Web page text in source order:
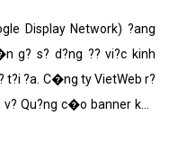
Display Network) ?ang
g? s? d?ng ?? vi?c kinh
t?i ?a. C�ng ty VietWeb r?
Qu?ng c�o banner keo